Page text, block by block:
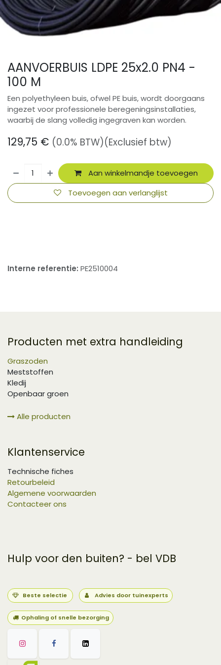
AANVOERBUIS LDPE 25x2.0 PN4 -
100 M
Een polyethyleen buis, ofwel PE buis, wordt doorgaans
ingezet voor professionele beregeningsinstallaties,
waarbij de slang volledig ingegraven kan worden.
129,75 € (0.0% BTW)(Exclusief btw)
Aan winkelmandje toevoegen
Toevoegen aan verlanglijst
Interne referentie: PE2510004
Producten met extra handleiding
Graszoden
Meststoffen
Kledij
Openbaar groen
Alle producten
Klantenservice
Technische fiches
Retourbeleid
Algemene voorwaarden
Contacteer ons
Hulp voor den buiten? - bel VDB
Beste selectie Advies door tuinexperts
Ophaling of snelle bezorging